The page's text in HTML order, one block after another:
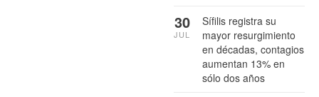
Sífilis registra su
mayor resurgimiento
en décadas, contagios
aumentan 13% en
sólo dos años
30
JUL